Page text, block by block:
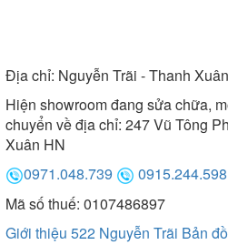
Địa chỉ: Nguyễn Trãi - Thanh Xuân
Hiện showroom đang sửa chữa, mọi giao dịch vui lòng
chuyển về địa chỉ: 247 Vũ Tông
Xuân HN
0971.048.739
0915.244.598
Mã số thuế: 0107486897
Giới thiệu 522 Nguyễn Trãi Bản đồ